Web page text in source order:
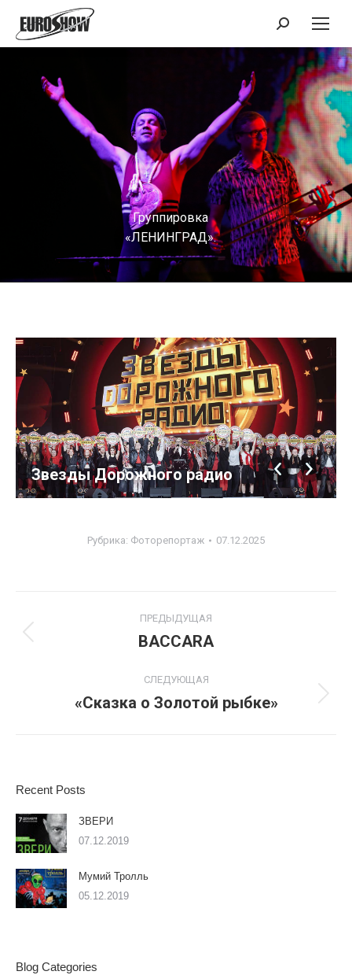
Поиск:
Группировка
«ЛЕНИНГРАД».
Звезды Дорожного радио
Рубрика: Фоторепортаж 07.12.2025
Навигация
по
ПРЕДЫДУЩАЯ
Предыдущий
BACCARA
СЛЕДУЮЩАЯ
Следующий
«Сказка о Золотой рыбке»
Recent Posts
ЗВЕРИ
07.12.2019
Мумий Тролль
05.12.2019
Blog Categories